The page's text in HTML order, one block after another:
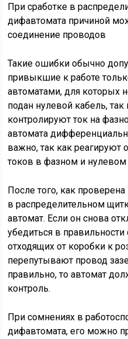
При сработке в
дифавтомата причиной
соединение проводов
Такие ошибки обычно
привыкшие к работе
автоматами, для которых
подан нулевой кабель, так
контролируют ток на
автомата
важно, так как реагируют
токов в фазном и нулевом
После того, как
в распределительном
автомат. Если он снова
убедиться в
отходящих от коробки к
перепутывают провод
правильно, то автомат
контроль.
При сомнениях в
дифавтомата, его можно